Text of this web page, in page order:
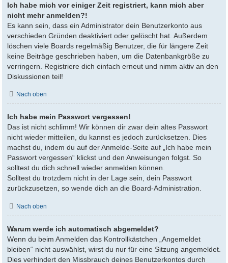
Ich habe mich vor einiger Zeit registriert, kann mich aber
nicht mehr anmelden?!
Es kann sein, dass ein Administrator dein Benutzerkonto aus
verschieden Gründen deaktiviert oder gelöscht hat. Außerdem
löschen viele Boards regelmäßig Benutzer, die für längere Zeit
keine Beiträge geschrieben haben, um die Datenbankgröße zu
verringern. Registriere dich einfach erneut und nimm aktiv an den
Diskussionen teil!
Nach oben
Ich habe mein Passwort vergessen!
Das ist nicht schlimm! Wir können dir zwar dein altes Passwort
nicht wieder mitteilen, du kannst es jedoch zurücksetzen. Dies
machst du, indem du auf der Anmelde-Seite auf „Ich habe mein
Passwort vergessen“ klickst und den Anweisungen folgst. So
solltest du dich schnell wieder anmelden können.
Solltest du trotzdem nicht in der Lage sein, dein Passwort
zurückzusetzen, so wende dich an die Board-Administration.
Nach oben
Warum werde ich automatisch abgemeldet?
Wenn du beim Anmelden das Kontrollkästchen „Angemeldet
bleiben“ nicht auswählst, wirst du nur für eine Sitzung angemeldet.
Dies verhindert den Missbrauch deines Benutzerkontos durch